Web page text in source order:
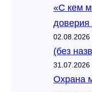
«С кем
доверия
02.08.2026
(без
31.07.2026
Охрана